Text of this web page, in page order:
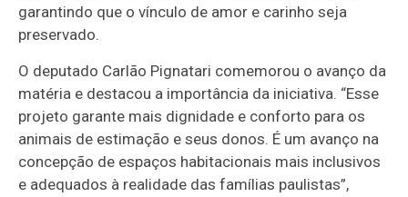
garantindo que o vínculo de amor e carinho seja
preservado.
O deputado Carlão Pignatari comemorou o avanço da
matéria e destacou a importância da iniciativa. “Esse
projeto garante mais dignidade e conforto para os
animais de estimação e seus donos. É um avanço na
concepção de espaços habitacionais mais inclusivos
e adequados à realidade das famílias paulistas”,